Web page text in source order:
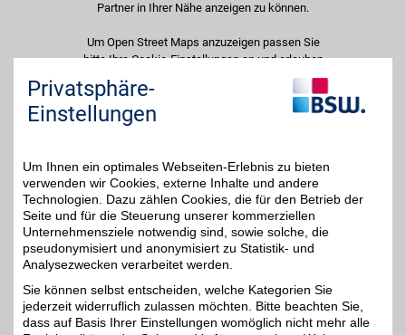
Partner in Ihrer Nähe anzeigen zu können.
Um Open Street Maps anzuzeigen passen Sie
bitte Ihre Cookie-Einstellungen an und erlauben
Sie "Externe Inhalte". Diese Auswahl können Sie
jederzeit über die Cookie-Einstellungen im
unteren Seitenbereich ändern.
Adresse
Straße des Friedens 2
99510 Apolda
Filialen in der Nähe
Privatsphäre-
Einstellungen
Um Ihnen ein optimales Webseiten-Erlebnis zu bieten
verwenden wir Cookies, externe Inhalte und andere
Technologien. Dazu zählen Cookies, die für den Betrieb der
Seite und für die Steuerung unserer kommerziellen
Unternehmensziele notwendig sind, sowie solche, die
pseudonymisiert und anonymisiert zu Statistik- und
Analysezwecken verarbeitet werden.
Sie können selbst entscheiden, welche Kategorien Sie
jederzeit widerruflich zulassen möchten. Bitte beachten Sie,
dass auf Basis Ihrer Einstellungen womöglich nicht mehr alle